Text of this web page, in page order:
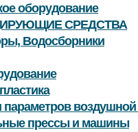
оборудование
СРЕДСТВА
Водосборники
параметров
прессы и машины